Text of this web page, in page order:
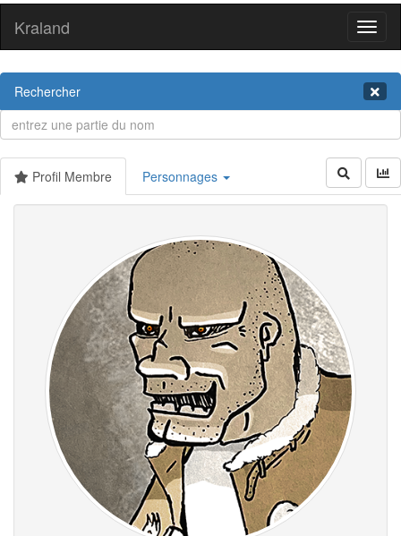
Kraland
Rechercher
Profil Membre Personnages